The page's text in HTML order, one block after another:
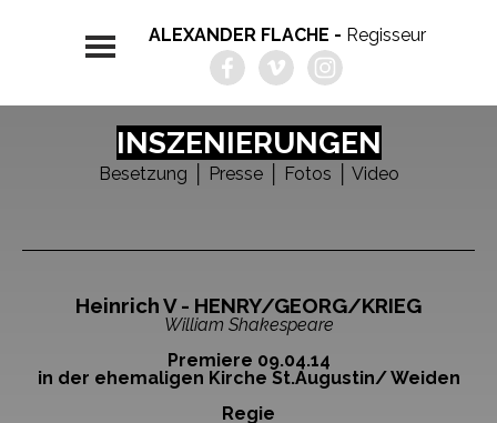
ALEXANDER FLACHE - Regisseur
INSZENIERUNGEN
Besetzung Presse │ Fotos Video
Heinrich V - HENRY/GEORG/KRIEG
William Shakespeare
Premiere 09.04.14
in der ehemaligen Kirche St.Augustin/ Weiden
Regie